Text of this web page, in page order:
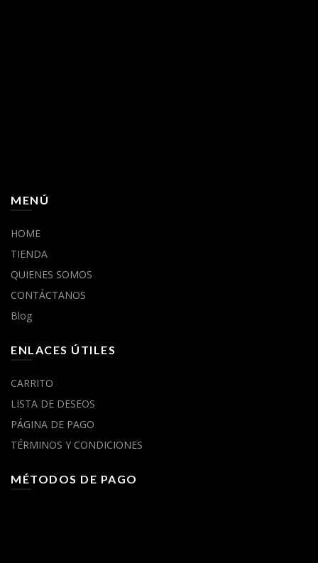
MENÚ
HOME
TIENDA
QUIENES SOMOS
CONTÁCTANOS
Blog
ENLACES ÚTILES
CARRITO
LISTA DE DESEOS
PÁGINA DE PAGO
TÉRMINOS Y CONDICIONES
MÉTODOS DE PAGO